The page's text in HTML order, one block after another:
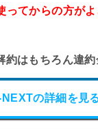
ってからの方がよ
はもちろん違約
NEXTの詳細を見